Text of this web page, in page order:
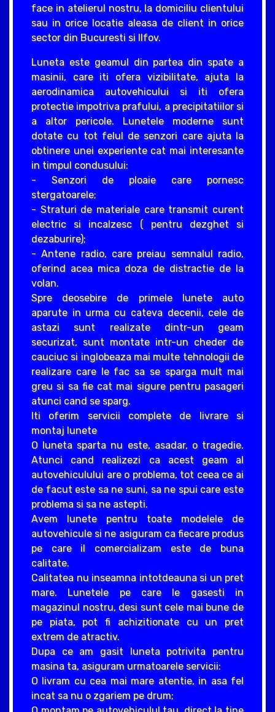
face in atelierul nostru, la domiciliu clientului
sau in orice locatie aleasa de client in orice
sector din Bucuresti si Ilfov.
Luneta este geamul din partea din spate a
masinii, care iti ofera vizibilitate, ajuta la
aerodinamica autovehicului si iti ofera
protectie impotriva prafului, a precipitatiilor si
a altor pericole. Lunetele moderne sunt
dotate cu tot felul de senzori care ajuta la
obtinere unei experiente cat mai interesante
in timpul condusului:
- Senzori de ploaie care pornesc
stergatoarele;
- Straturi de materiale care transmit curent
electric si incalzesc ( pentru dezghet si
dezaburire);
- Antene radio, care preiau semnalul radio,
oferind acea mica doza de distractie de la
volan.
Spre deosebire de primele lunete auto
aparute in urma cu cateva decenii, cele de
astazi sunt realizate dintr-un geam
securizat, sunt montate intr-un cheder de
cauciuc si inglobeaza mai multe tehnologii de
realizare care le fac sa se sparga mult mai
greu si sa fie cat mai sigure pentru pasageri
atunci cand se sparg.
Iti oferim servicii complete de livrare si
montaj lunete
O luneta sparta nu este, asadar, o tragedie.
Atunci cand realizezi ca acest geam al
autovehiculului are o problema, tot ceea ce ai
de facut este sa ne suni, sa ne spui care este
problema si sa ne astepti.
Avem lunete pentru toate modelele de
autovehicule si ne asiguram ca fiecare produs
pe care il comercializam este de buna
calitate.
Calitatea nu inseamna intotdeauna si un pret
mare. Lunetele pe care le gasesti in
magazinul nostru, desi sunt cele mai bune de
pe piata, pot fi achizitionate cu un pret
extrem de atractiv.
Dupa ce am gasit luneta potrivita pentru
masina ta, asiguram urmatoarele servicii:
O livram cu cea mai mare atentie, in asa fel
incat sa nu o zgariem pe drum;